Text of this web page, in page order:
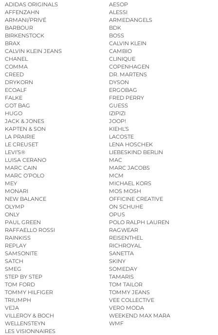
ADIDAS ORIGINALS
AESOP
AFFENZAHN
ALESSI
ARMANI/PRIVÉ
ARMEDANGELS
BARBOUR
BDK
BIRKENSTOCK
BOSS
BRAX
CALVIN KLEIN
CALVIN KLEIN JEANS
CAMBIO
CHANEL
CLINIQUE
COMMA
COPENHAGEN
CREED
DR. MARTENS
DRYKORN
DYSON
ECOALF
ERGOBAG
FALKE
FRED PERRY
GOT BAG
GUESS
HUGO
IZIPIZI
JACK & JONES
JOOP!
KAPTEN & SON
KIEHL’S
LA PRAIRIE
LACOSTE
LE CREUSET
LENA HOSCHEK
LEVI’S®
LIEBESKIND BERLIN
LUISA CERANO
MAC
MARC CAIN
MARC JACOBS
MARC O’POLO
MCM
MEY
MICHAEL KORS
MONARI
MOS MOSH
NEW BALANCE
OFFICINE CREATIVE
OLYMP
ON SCHUHE
ONLY
OPUS
PAUL GREEN
POLO RALPH LAUREN
RAFFAELLO ROSSI
RAGWEAR
RAINKISS
REISENTHEL
REPLAY
RICHROYAL
SAMSONITE
SANETTA
SATCH
SKINY
SMEG
SOMEDAY
STEP BY STEP
TAMARIS
TOM FORD
TOM TAILOR
TOMMY HILFIGER
TOMMY JEANS
TRIUMPH
VEE COLLECTIVE
VEJA
VERO MODA
VILLEROY & BOCH
WEEKEND MAX MARA
WELLENSTEYN
WMF
LES VISIONNAIRES